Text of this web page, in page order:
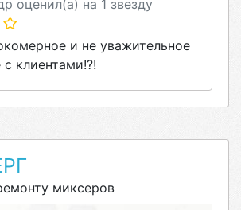
оценил(а) на 1 звезду
и не уважительное
клиентами!?!
миксеров